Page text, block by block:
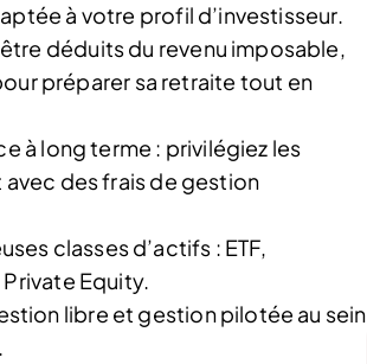
à votre profil d’investisseur.
déduits du revenu imposable,
préparer sa retraite tout en
à long terme : privilégiez les
avec des frais de gestion
classes d’actifs : ETF,
Equity.
libre et gestion pilotée au sein